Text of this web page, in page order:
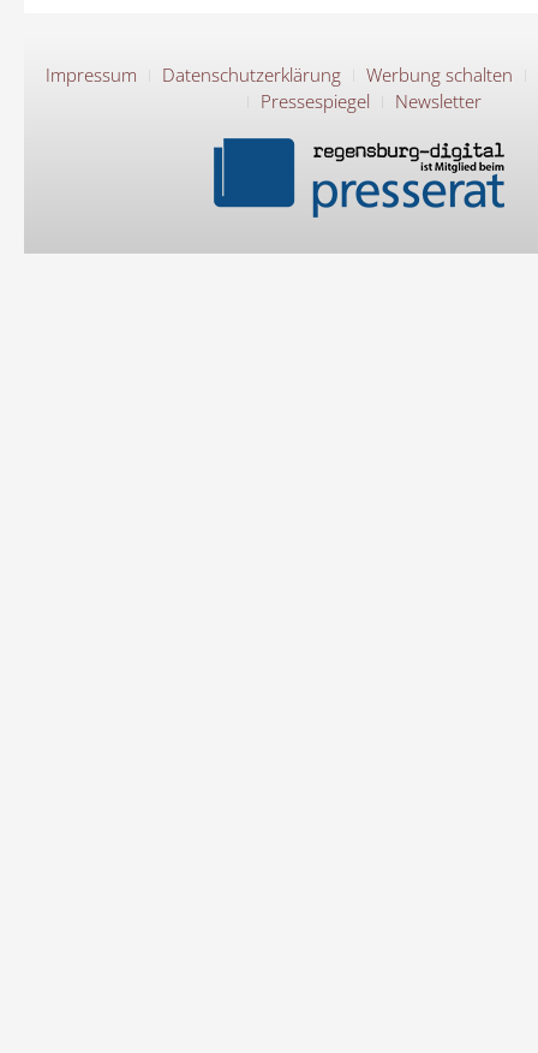
Impressum Datenschutzerklärung
Werbung schalten
Pressespiegel
Newsletter